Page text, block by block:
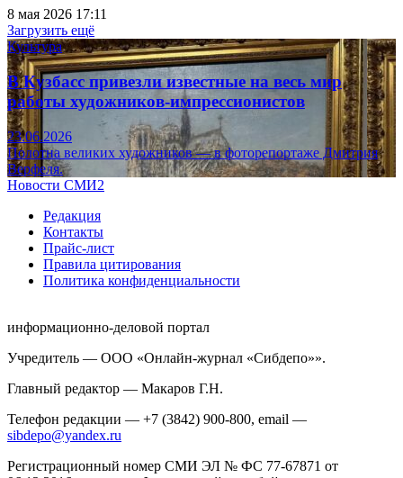
8 мая 2026 17:11
Загрузить ещё
Культура
В Кузбасс привезли известные на весь мир
работы художников-импрессионистов
23.06.2026
Полотна великих художников — в фоторепортаже Дмитрия
Верфеля.
Новости СМИ2
Редакция
Контакты
Прайс-лист
Правила цитирования
Политика конфиденциальности
информационно-деловой портал
Учредитель — ООО «Онлайн-журнал «Сибдепо»».
Главный редактор — Макаров Г.Н.
Телефон редакции — +7 (3842) 900-800, email —
sibdepo@yandex.ru
Регистрационный номер СМИ ЭЛ № ФС 77-67871 от